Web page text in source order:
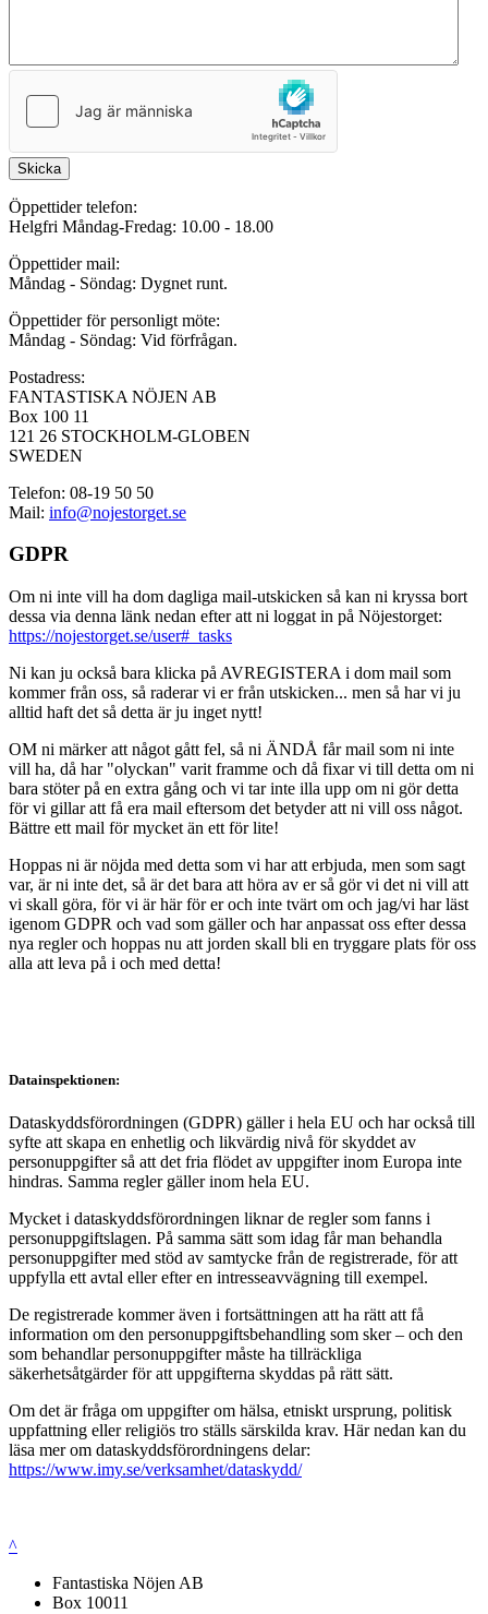
Skicka
Öppettider telefon:
Helgfri Måndag-Fredag: 10.00 - 18.00
Öppettider mail:
Måndag - Söndag: Dygnet runt.
Öppettider för personligt möte:
Måndag - Söndag: Vid förfrågan.
Postadress:
FANTASTISKA NÖJEN AB
Box 100 11
121 26 STOCKHOLM-GLOBEN
SWEDEN
Telefon: 08-19 50 50
Mail: info@nojestorget.se
GDPR
Om ni inte vill ha dom dagliga mail-utskicken så kan ni kryssa bort
dessa via denna länk nedan efter att ni loggat in på Nöjestorget:
https://nojestorget.se/user#_tasks
Ni kan ju också bara klicka på AVREGISTERA i dom mail som
kommer från oss, så raderar vi er från utskicken... men så har vi ju
alltid haft det så detta är ju inget nytt!
OM ni märker att något gått fel, så ni ÄNDÅ får mail som ni inte
vill ha, då har "olyckan" varit framme och då fixar vi till detta om ni
bara stöter på en extra gång och vi tar inte illa upp om ni gör detta
för vi gillar att få era mail eftersom det betyder att ni vill oss något.
Bättre ett mail för mycket än ett för lite!
Hoppas ni är nöjda med detta som vi har att erbjuda, men som sagt
var, är ni inte det, så är det bara att höra av er så gör vi det ni vill att
vi skall göra, för vi är här för er och inte tvärt om och jag/vi har läst
igenom GDPR och vad som gäller och har anpassat oss efter dessa
nya regler och hoppas nu att jorden skall bli en tryggare plats för oss
alla att leva på i och med detta!
Datainspektionen:
Dataskyddsförordningen (GDPR) gäller i hela EU och har också till
syfte att skapa en enhetlig och likvärdig nivå för skyddet av
personuppgifter så att det fria flödet av uppgifter inom Europa inte
hindras. Samma regler gäller inom hela EU.
Mycket i dataskyddsförordningen liknar de regler som fanns i
personuppgiftslagen. På samma sätt som idag får man behandla
personuppgifter med stöd av samtycke från de registrerade, för att
uppfylla ett avtal eller efter en intresseavvägning till exempel.
De registrerade kommer även i fortsättningen att ha rätt att få
information om den personuppgiftsbehandling som sker – och den
som behandlar personuppgifter måste ha tillräckliga
säkerhetsåtgärder för att uppgifterna skyddas på rätt sätt.
Om det är fråga om uppgifter om hälsa, etniskt ursprung, politisk
uppfattning eller religiös tro ställs särskilda krav. Här nedan kan du
läsa mer om dataskyddsförordningens delar:
https://www.imy.se/verksamhet/dataskydd/
^
Fantastiska Nöjen AB
Box 10011